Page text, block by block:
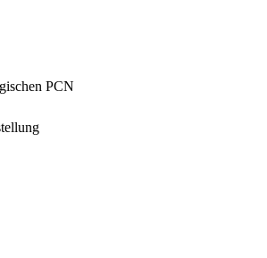
PCN